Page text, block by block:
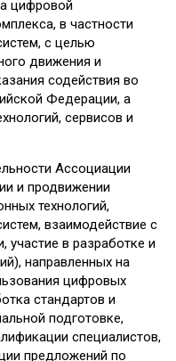
цифровой
в частности
с целью
движения и
содействия во
Федерации, а
сервисов и
Ассоциации
и продвижении
технологий,
взаимодействие с
участие в разработке и
направленных на
цифровых
стандартов и
подготовке,
специалистов,
предложений по